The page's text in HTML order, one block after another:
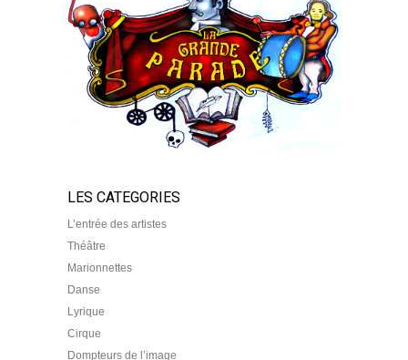
LES CATEGORIES
L’entrée des artistes
Théâtre
Marionnettes
Danse
Lyrique
Cirque
Dompteurs de l’image